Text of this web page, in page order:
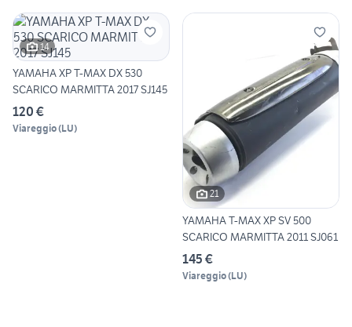
14
YAMAHA XP T-MAX DX 530
SCARICO MARMITTA 2017 SJ145
120 €
Viareggio(LU)
21
YAMAHA T-MAX XP SV 500
SCARICO MARMITTA 2011 SJ061
145 €
Viareggio(LU)